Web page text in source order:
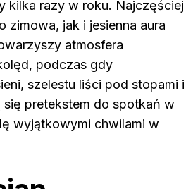
kilka razy w roku. Najczęściej
zimowa, jak i jesienna aura
atmosfera
podczas gdy
szelestu liści pod stopami i
pretekstem do spotkań w
wyjątkowymi chwilami w